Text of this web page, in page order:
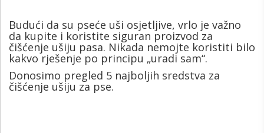
Budući da su pseće uši osjetljive, vrlo je važno
da kupite i koristite siguran proizvod za
čišćenje ušiju pasa. Nikada nemojte koristiti bilo
kakvo rješenje po principu „uradi sam“.
Donosimo pregled 5 najboljih sredstva za
čišćenje ušiju za pse.